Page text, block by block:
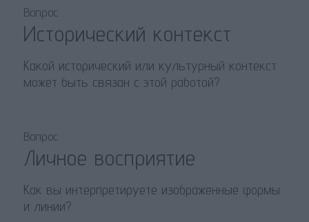
Вопрос
Исторический контекст
Какой исторический или культурный контекст
может быть связан с этой работой?
Вопрос
Личное восприятие
Как вы интерпретируете изображенные формы
и линии?